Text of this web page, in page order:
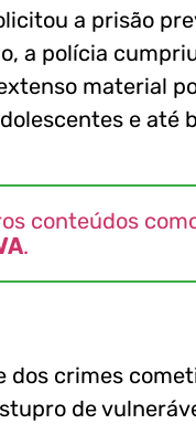
a prisão
a polícia
material
e até
conteúdos
.
dos crimes
de